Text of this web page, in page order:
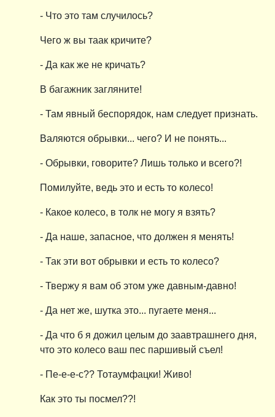
- Что это там случилось?
Чего ж вы таак кричите?
- Да как же не кричать?
В багажник загляните!
- Там явный беспорядок, нам следует признать.
Валяются обрывки... чего? И не понять...
- Обрывки, говорите? Лишь только и всего?!
Помилуйте, ведь это и есть то колесо!
- Какое колесо, в толк не могу я взять?
- Да наше, запасное, что должен я менять!
- Так эти вот обрывки и есть то колесо?
- Твержу я вам об этом уже давным-давно!
- Да нет же, шутка это... пугаете меня...
- Да что б я дожил целым до заавтрашнего дня,
что это колесо ваш пес паршивый съел!
- Пе-е-е-с?? Тотаумфацки! Живо!
Как это ты посмел??!